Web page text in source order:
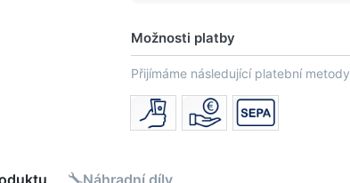
Možnosti platby
Přijímáme následující platební metody